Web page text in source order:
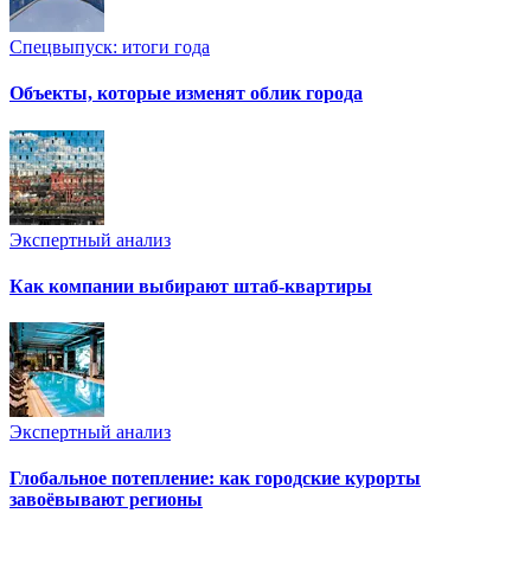
Спецвыпуск: итоги года
Объекты, которые изменят облик города
Экспертный анализ
Как компании выбирают штаб-квартиры
Экспертный анализ
Глобальное потепление: как городские курорты
завоёвывают регионы